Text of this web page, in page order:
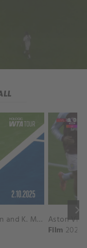
keyboard_arrow_right
A. Krunic and A. Danilina vs. P. Hon and K. Muchova Match Highlights - BEIJING_Capital Group Diamond ( October 02, 2025)
Film 2026